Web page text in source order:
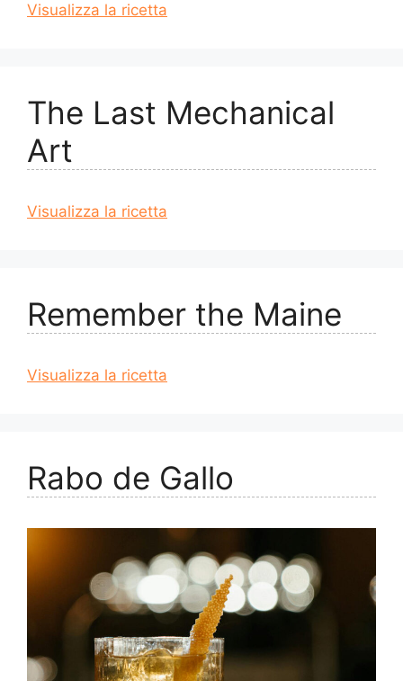
Visualizza la ricetta
The Last Mechanical
Art
Visualizza la ricetta
Remember the Maine
Visualizza la ricetta
Rabo de Gallo